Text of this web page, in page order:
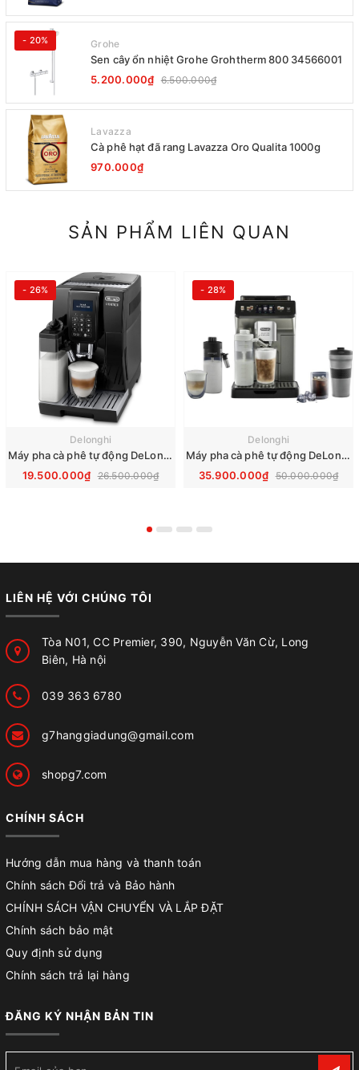
- 20% Grohe
Sen cây ổn nhiệt Grohe Grohtherm 800 34566001
5.200.000₫ 6.500.000₫
Lavazza
Cà phê hạt đã rang Lavazza Oro Qualita 1000g
970.000₫
SẢN PHẨM LIÊN QUAN
- 26%
Delonghi
Máy pha cà phê tự động DeLonghi Dinamica ECAM 353.75.B
19.500.000₫ 26.500.000₫
- 28%
Delonghi
Máy pha cà phê tự động DeLonghi ECAM Eletta Explore 450.86.T
35.900.000₫ 50.000.000₫
LIÊN HỆ VỚI CHÚNG TÔI
Tòa N01, CC Premier, 390, Nguyễn Văn Cừ, Long
Biên, Hà nội
039 363 6780
g7hanggiadung@gmail.com
shopg7.com
CHÍNH SÁCH
Hướng dẫn mua hàng và thanh toán
Chính sách Đổi trả và Bảo hành
CHÍNH SÁCH VẬN CHUYỂN VÀ LẮP ĐẶT
Chính sách bảo mật
Quy định sử dụng
Chính sách trả lại hàng
ĐĂNG KÝ NHẬN BẢN TIN